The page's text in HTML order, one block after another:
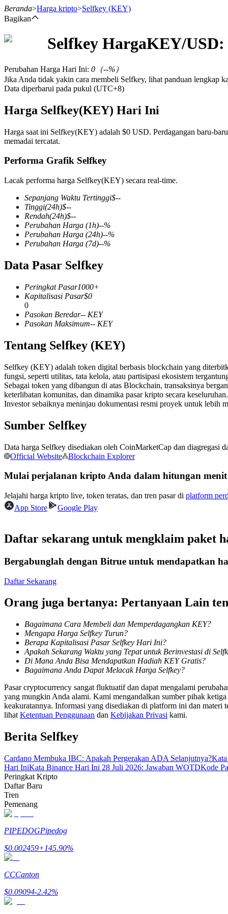
Mata Uang Kripto Berjangka
TradFi
Derivatif saham, forex, logam mulia, dan komoditas
USDC Berjangka
Menjadi Pedagang Salinan
Nikmati pembagian keuntungan dan komisi copy trading
Informasi
Analisis data besar termasuk info perdagangan, dll.
Beranda>Harga kripto>Selfkey (KEY)
Bagikan
Selfkey HargaKEY/USD:
Perubahan Harga Hari Ini: 0 （--%）
Jika Anda tidak yakin cara membeli Selfkey, lihat panduan lengkap
Data diperbarui pada pukul (UTC+8)
Harga Selfkey(KEY) Hari Ini
Harga saat ini Selfkey(KEY) adalah $0 USD. Perdagangan baru-
memadai tercatat.
Performa Grafik Selfkey
Lacak performa harga Selfkey(KEY) secara real-time.
Sepanjang Waktu Tertinggi$--
Tinggi(24h)$--
Rendah(24h)$--
Perubahan Harga (1h)--%
Perubahan Harga (24h)--%
Perubahan Harga (7d)--%
Data Pasar Selfkey
Peringkat Pasar1000+
Kapitalisasi Pasar$0
0
Pasokan Beredar-- KEY
Pasokan Maksimum-- KEY
Tentang Selfkey (KEY)
Selfkey (KEY) adalah token digital berbasis blockchain yang
fungsi, seperti utilitas, tata kelola, atau partisipasi ekosistem
Sebagai token yang dibangun di atas Blockchain, transaksinya
keterlibatan komunitas, dan dinamika pasar kripto secara keseluruhan.
Investor sebaiknya meninjau dokumentasi resmi proyek untuk lebih
Sumber Selfkey
Data harga Selfkey disediakan oleh CoinMarketCap dan diagregasi
Official Website
Blockchain Explorer
Mulai perjalanan kripto Anda dalam hitungan menit
Jelajahi harga kripto live, token teratas, dan tren pasar di platform
App Store
Google Play
Daftar sekarang untuk mengklaim paket
Bergabunglah dengan Bitrue untuk mendapatkan
Daftar Sekarang
Orang juga bertanya: Pertanyaan Lain
Bagaimana Cara Membeli dan Memperdagangkan KEY?
Mengapa Harga Selfkey Turun?
Berapa Kapitalisasi Pasar Selfkey Hari Ini?
Apakah Sekarang Waktu yang Tepat untuk Berinvestasi di
Di Mana Anda Bisa Mendapatkan Hadiah KEY Gratis?
Bagaimana Anda Dapat Melacak Harga Selfkey?
Pasar cryptocurrency sangat fluktuatif dan dapat mengalami
yang mungkin Anda alami. Kami mengandalkan sumber pihak
keakuratannya. Informasi yang disediakan di platform ini dan
lihat Ketentuan Penggunaan dan Kebijakan Privasi kami.
Berita Selfkey
Cardano Membuka IBC: Apakah Pergerakan ADA Selanjutnya?
Hari IniKata Binance Hari Ini 28 Juli 2026: Jawaban WOTDKode
Peringkat Kripto
Daftar Baru
Tren
Pemenang
PIPEDOGPipedog
$0.002459+145.90%
CCCanton
$0.09094-2.42%